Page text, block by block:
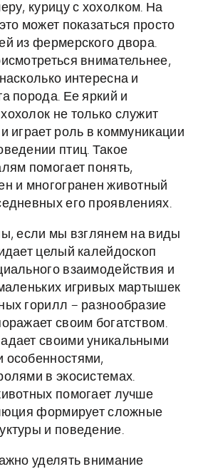
курицу с хохолком. На
может показаться просто
из фермерского двора.
внимательнее,
интересна и
порода. Ее яркий и
не только служит
играет роль в коммуникации
птиц. Такое
помогает понять,
и многогранен животный
его проявлениях.
если мы взглянем на виды
целый калейдоскоп
взаимодействия и
игривых мартышек
горилл – разнообразие
своим богатством.
своими уникальными
особенностями,
в экосистемах.
помогает лучше
формирует сложные
и поведение.
уделять внимание